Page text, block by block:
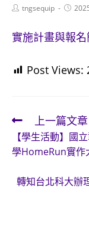
Posttngsequip
Post
實施計畫與報
Post Views:
Read
more
articles
上一篇文章
【學生活動】國
學HomeRun實作
轉知台北科大辦